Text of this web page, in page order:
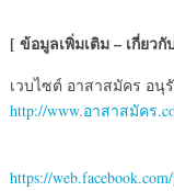
[ ข้อมูลเพิ่มเติม – เกี่ยว
เวบไซต์ อาสาสมัคร อนุ
http://www.อาสาสมัคร
https://